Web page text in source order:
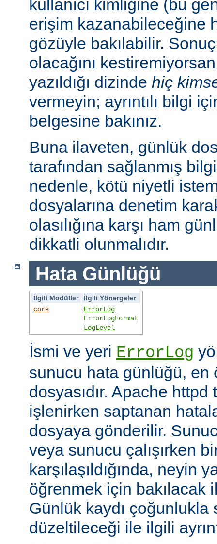
kullanıcı kimliğine (bu
erişim kazanabileceğine
gözüyle bakılabilir.
olacağını
yazıldığı dizinde hiç
vermeyin; ayrıntılı bilgi
belgesine bakınız.
Buna ilaveten, günlük
tarafından sağlanmış
nedenle, kötü niyetli
dosyalarına denetim
olasılığına karşı ham
dikkatli olunmalıdır.
Hata Günlüğü
İlgili Modüller
İlgili Yönergeler
core
ErrorLog
ErrorLogFormat
LogLevel
İsmi ve yeri ErrorLog
sunucu hata günlüğü, en
dosyasıdır. Apache httpd
işlenirken saptanan
dosyaya gönderilir.
veya sunucu çalışırken
karşılaşıldığında, neyin
öğrenmek için bakılacak
Günlük kaydı çoğunlukla
düzeltileceği ile ilgili